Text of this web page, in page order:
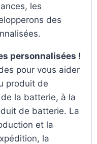
les
des
personnalisées !
pour vous aider
produit de
la batterie, à la
de batterie. La
et la
la